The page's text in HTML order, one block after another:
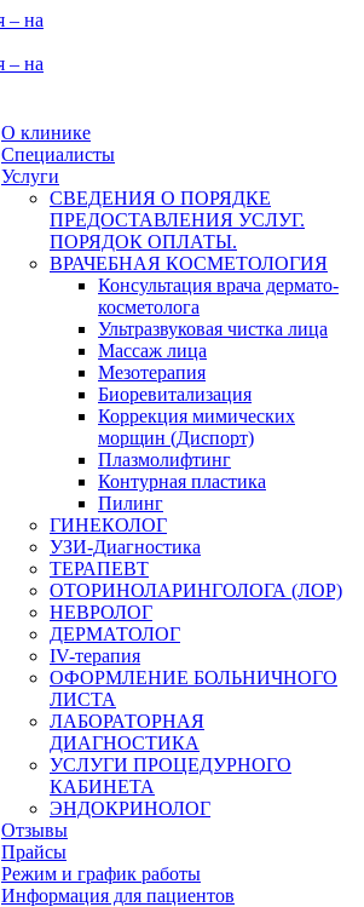
О клинике
Специалисты
Услуги
СВЕДЕНИЯ О ПОРЯДКЕ
ПРЕДОСТАВЛЕНИЯ УСЛУГ.
ПОРЯДОК ОПЛАТЫ.
ВРАЧЕБНАЯ КОСМЕТОЛОГИЯ
Консультация врача дермато-
косметолога
Ультразвуковая чистка лица
Массаж лица
Мезотерапия
Биоревитализация
Коррекция мимических
морщин (Диспорт)
Плазмолифтинг
Контурная пластика
Пилинг
ГИНЕКОЛОГ
УЗИ-Диагностика
ТЕРАПЕВТ
ОТОРИНОЛАРИНГОЛОГА (ЛОР)
НЕВРОЛОГ
ДЕРМАТОЛОГ
IV-терапия
ОФОРМЛЕНИЕ БОЛЬНИЧНОГО
ЛИСТА
ЛАБОРАТОРНАЯ
ДИАГНОСТИКА
УСЛУГИ ПРОЦЕДУРНОГО
КАБИНЕТА
ЭНДОКРИНОЛОГ
Отзывы
Прайсы
Режим и график работы
Информация для пациентов